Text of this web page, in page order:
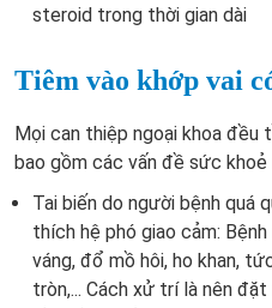
steroid trong thời gian dài
Tiêm vào khớp vai
Mọi can thiệp ngoại khoa đều
bao gồm các vấn đề sức khoẻ
Tai biến do người bệnh quá
thích hệ phó giao cảm:
váng, đổ mồ hôi, ho khan,
tròn,... Cách xử trí là nên